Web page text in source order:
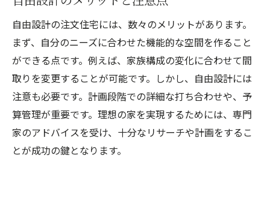
自由設計の注文住宅には、数々のメリットがあります。
まず、自分のニーズに合わせた機能的な空間を作ること
ができる点です。例えば、家族構成の変化に合わせて間
取りを変更することが可能です。しかし、自由設計には
注意も必要です。計画段階での詳細な打ち合わせや、予
算管理が重要です。理想の家を実現するためには、専門
家のアドバイスを受け、十分なリサーチや計画をするこ
とが成功の鍵となります。